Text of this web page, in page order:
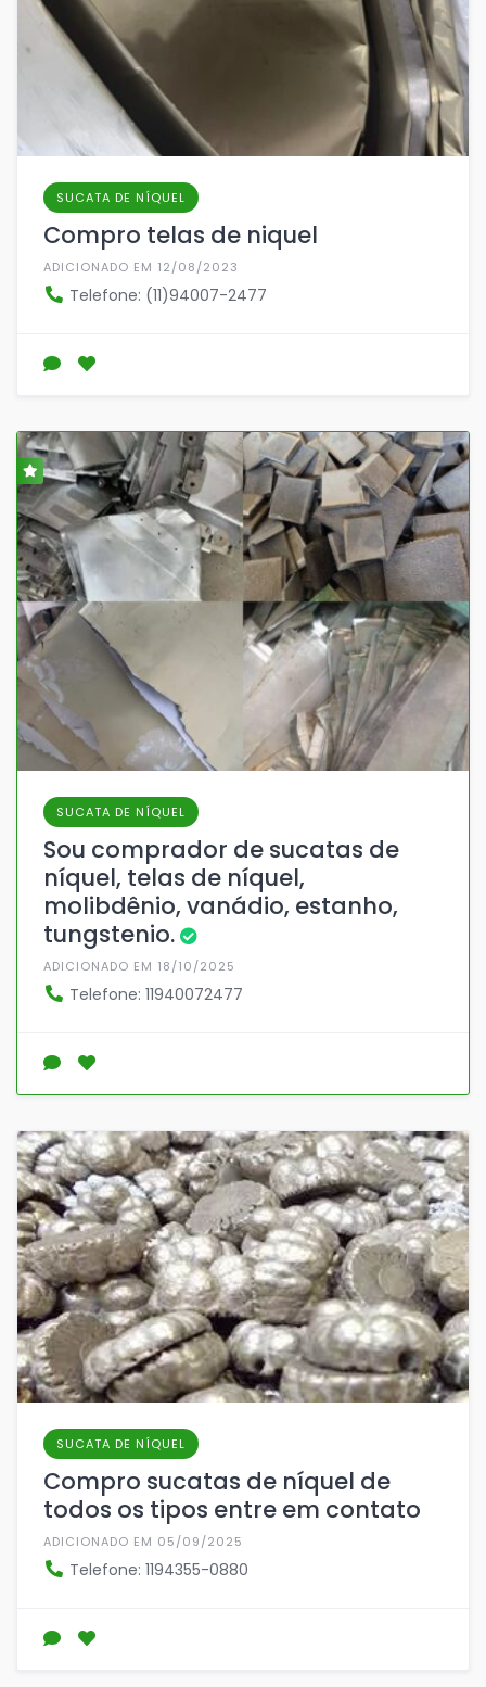
SUCATA DE NÍQUEL
Compro telas de niquel
ADICIONADO EM 12/08/2023
Telefone: (11)94007-2477
SUCATA DE NÍQUEL
Sou comprador de sucatas de
níquel, telas de níquel,
molibdênio, vanádio, estanho,
tungstenio.
ADICIONADO EM 18/10/2025
Telefone: 11940072477
SUCATA DE NÍQUEL
Compro sucatas de níquel de
todos os tipos entre em contato
ADICIONADO EM 05/09/2025
Telefone: 1194355-0880